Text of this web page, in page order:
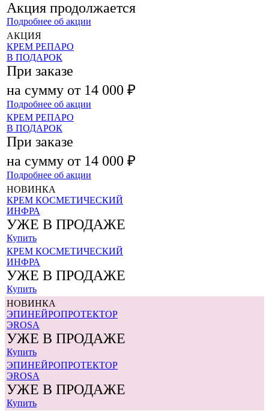
Акция продолжается
Подробнее об акции
АКЦИЯ
КРЕМ РЕПАРО
В ПОДАРОК
При заказе
на сумму от 14 000 ₽
Подробнее об акции
КРЕМ РЕПАРО
В ПОДАРОК
При заказе
на сумму от 14 000 ₽
Подробнее об акции
НОВИНКА
КРЕМ КОСМЕТИЧЕСКИЙ
ИНФРА
УЖЕ В ПРОДАЖЕ
Купить
КРЕМ КОСМЕТИЧЕСКИЙ
ИНФРА
УЖЕ В ПРОДАЖЕ
Купить
НОВИНКА
ЭПИНЕЙРОПРОТЕКТОР
ЭROSA
УЖЕ В ПРОДАЖЕ
Купить
ЭПИНЕЙРОПРОТЕКТОР
ЭROSA
УЖЕ В ПРОДАЖЕ
Купить